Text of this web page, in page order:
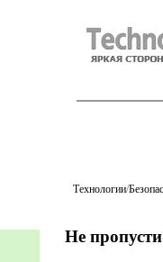
Технологии/
Не